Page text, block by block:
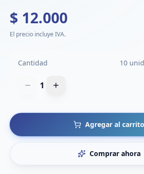
$ 12.000
El precio incluye IVA.
Cantidad 10
1
Agregar al carrito
Comprar ahora